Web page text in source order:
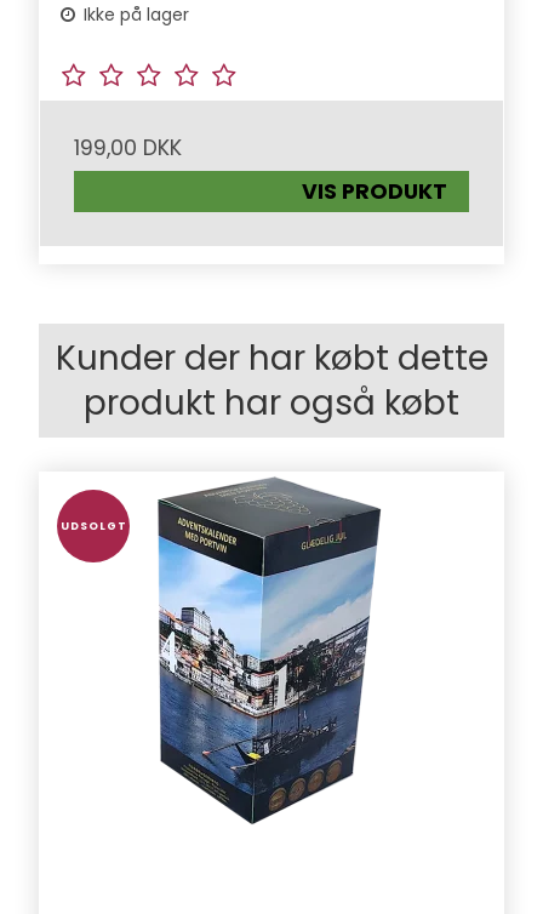
Ikke på lager
199,00 DKK
VIS PRODUKT
Kunder der har købt dette
produkt har også købt
UDSOLGT